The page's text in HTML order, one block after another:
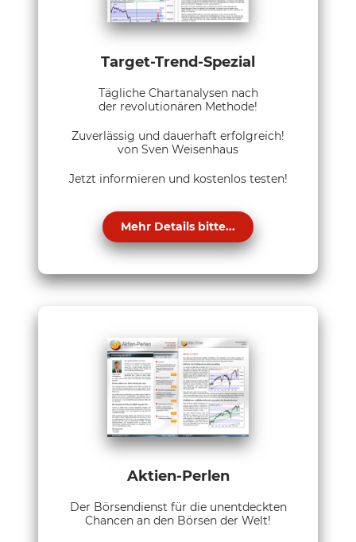
Target-Trend-Spezial
Tägliche Chartanalysen nach
der revolutionären Methode!
Zuverlässig und dauerhaft erfolgreich!
von Sven Weisenhaus
Jetzt informieren und kostenlos testen!
Mehr Details bitte...
Aktien-Perlen
Der Börsendienst für die unentdeckten
Chancen an den Börsen der Welt!